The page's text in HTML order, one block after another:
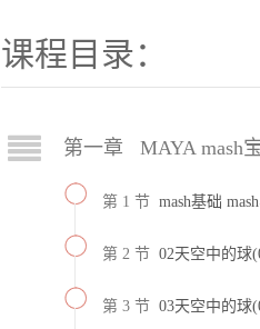
课程目录：
第一章 MAYA mash
第 1 节 mash基础
第 2 节 02天空中的球
第 3 节 03天空中的球